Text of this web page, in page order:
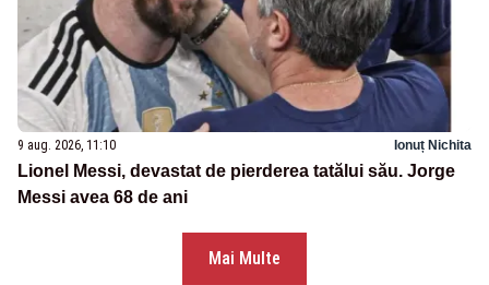
9 aug. 2026, 11:10 Ionuț Nichita
Lionel Messi, devastat de pierderea tatălui său. Jorge
Messi avea 68 de ani
Mai Multe